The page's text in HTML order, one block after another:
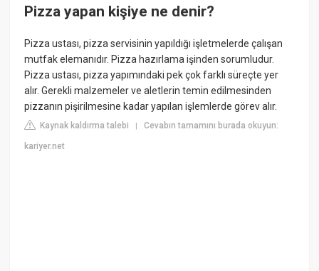
Pizza yapan kişiye ne denir?
Pizza ustası, pizza servisinin yapıldığı işletmelerde çalışan
mutfak elemanıdır. Pizza hazırlama işinden sorumludur.
Pizza ustası, pizza yapımındaki pek çok farklı süreçte yer
alır. Gerekli malzemeler ve aletlerin temin edilmesinden
pizzanın pişirilmesine kadar yapılan işlemlerde görev alır.
Kaynak kaldırma talebi |Cevabın tamamını burada okuyun:
kariyer.net